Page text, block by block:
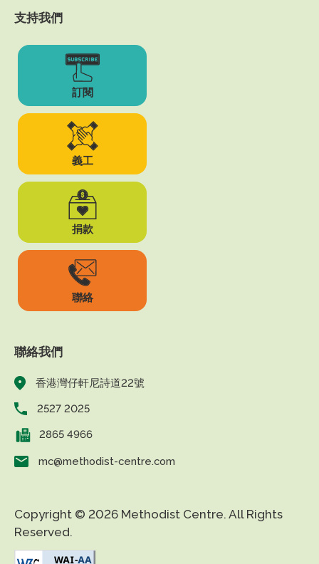
支持我們
訂閱
義工
捐款
聯絡
聯絡我們
香港灣仔軒尼詩道22號
2527 2025
2865 4966
mc@methodist-centre.com
Copyright © 2026 Methodist Centre. All Rights
Reserved.